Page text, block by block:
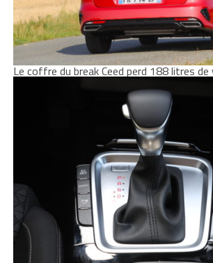
Le coffre du break Ceed perd 188 litres de